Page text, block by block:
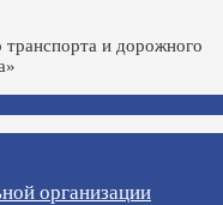
транспорта и дорожного
организации